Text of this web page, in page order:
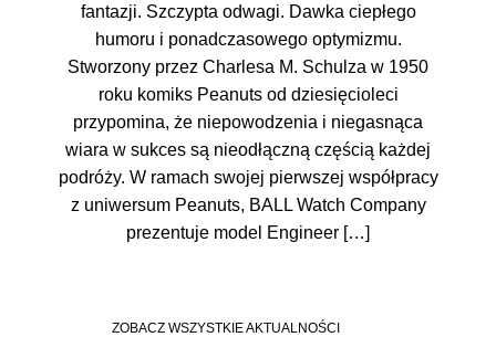
fantazji. Szczypta odwagi. Dawka ciepłego
humoru i ponadczasowego optymizmu.
Stworzony przez Charlesa M. Schulza w 1950
roku komiks Peanuts od dziesięcioleci
przypomina, że niepowodzenia i niegasnąca
wiara w sukces są nieodłączną częścią każdej
podróży. W ramach swojej pierwszej współpracy
z uniwersum Peanuts, BALL Watch Company
prezentuje model Engineer […]
ZOBACZ WSZYSTKIE AKTUALNOŚCI